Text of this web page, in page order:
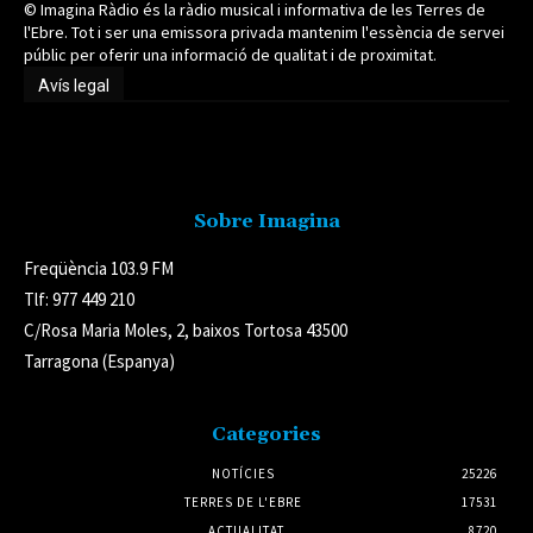
© Imagina Ràdio és la ràdio musical i informativa de les Terres de
l'Ebre. Tot i ser una emissora privada mantenim l'essència de servei
públic per oferir una informació de qualitat i de proximitat.
Avís legal
Sobre Imagina
Freqüència 103.9 FM
Tlf: 977 449 210
C/Rosa Maria Moles, 2, baixos Tortosa 43500
Tarragona (Espanya)
Categories
NOTÍCIES
25226
TERRES DE L'EBRE
17531